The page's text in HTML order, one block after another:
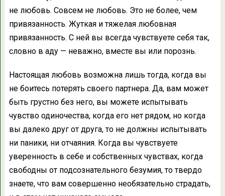
не любовь. Совсем не любовь. Это не более, чем
привязанность. Жуткая и тяжелая любовная
привязанность. С ней вы всегда чувствуете себя так,
словно в аду — неважно, вместе вы или порознь.
Настоящая любовь возможна лишь тогда, когда вы
не боитесь потерять своего партнера. Да, вам может
быть грустно без него, вы можете испытывать
чувство одиночества, когда его нет рядом, но когда
вы далеко друг от друга, то не должны испытывать
ни паники, ни отчаяния. Когда вы чувствуете
уверенность в себе и собственных чувствах, когда
свободны от подсознательного безумия, то твердо
знаете, что вам совершенно необязательно страдать,